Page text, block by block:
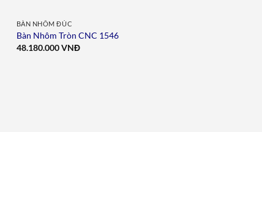
BÀN NHÔM ĐÚC
Bàn Nhôm Tròn CNC 1546
48.180.000VNĐ